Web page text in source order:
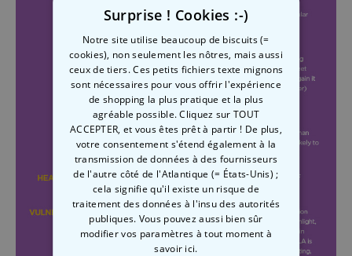
Surprise ! Cookies :-)
Notre site utilise beaucoup de biscuits (=
cookies), non seulement les nôtres, mais aussi
ceux de tiers. Ces petits fichiers texte mignons
sont nécessaires pour vous offrir l'expérience
de shopping la plus pratique et la plus
agréable possible. Cliquez sur TOUT
ACCEPTER, et vous êtes prêt à partir ! De plus,
votre consentement s'étend également à la
transmission de données à des fournisseurs
de l'autre côté de l'Atlantique (= États-Unis) ;
cela signifie qu'il existe un risque de
traitement des données à l'insu des autorités
publiques. Vous pouvez aussi bien sûr
modifier vos paramètres à tout moment à
savoir ici.